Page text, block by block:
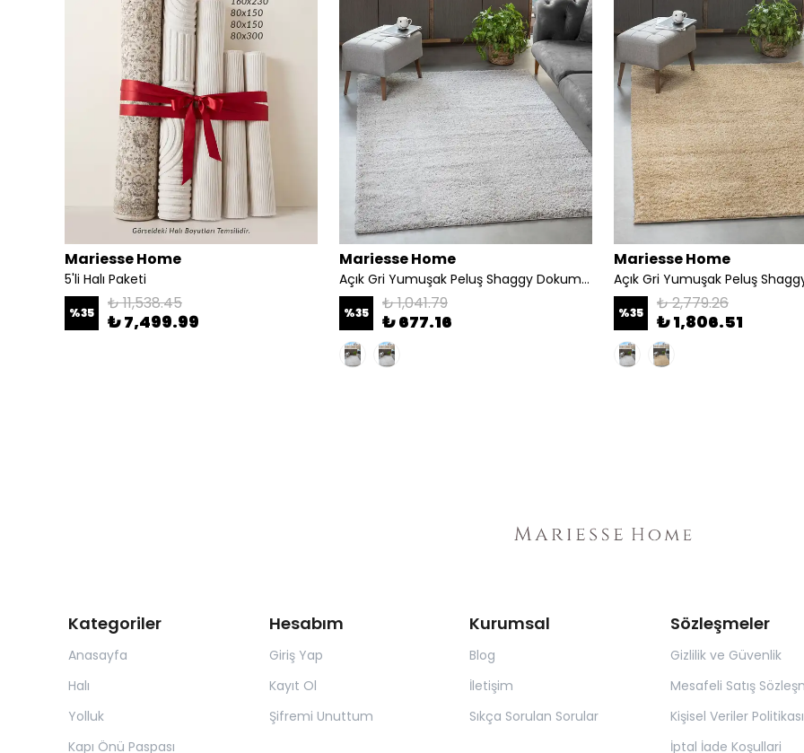
Mariesse Home
5'li Halı Paketi
%35 ₺ 11,538.45
₺ 7,499.99
Mariesse Home
Açık Gri Yumuşak Peluş Shaggy Dokuma Halı Çocuk Odası Oturma Odası Salon Halısı - açık gri
%35 ₺ 1,041.79
₺ 677.16
Mariesse Home
%35 ₺ 2,779.26
₺ 1,806.51
Kategoriler
Anasayfa
Halı
Yolluk
Kapı Önü Paspası
Hesabım
Giriş Yap
Kayıt Ol
Şifremi Unuttum
Kurumsal
Blog
İletişim
Sıkça Sorulan Sorular
Sözleşmeler
Gizlilik ve Güvenlik
Mesafeli Satış
Kişisel Veriler Politikası
İptal İade Koşullari